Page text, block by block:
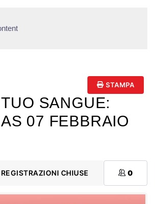
STAMPA
SANGUE:
07 FEBBRAIO
REGISTRAZIONI CHIUSE 0